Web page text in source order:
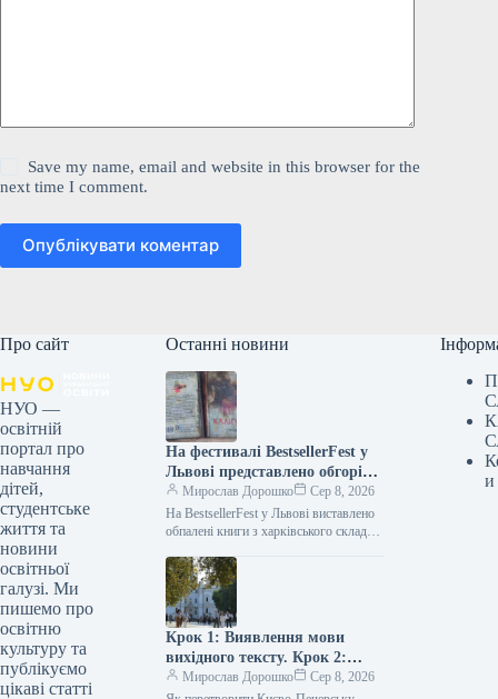
Save my name, email and website in this browser for the
next time I comment.
Опублікувати коментар
Про сайт
НУО —
освітній
портал про
навчання
дітей,
студентське
життя та
новини
освітньої
галузі. Ми
пишемо про
освітню
культуру та
публікуємо
цікаві статті
Останні новини
На фестивалі BestsellerFest у
Львові представлено обгорілі
книги з харківського складу,
який було зруйновано
внаслідок удару РФ.
Мирослав Дорошко
Сер 8, 2026
На BestsellerFest у Львові виставлено
обпалені книги з харківського складу,
08.08.2026 08:54 Укрінформ
Видавництво “Фабула” та…
Крок 1: Виявлення мови
вихідного тексту. Крок 2:
Перефразування наступного
Мирослав Дорошко
Сер 8, 2026
и